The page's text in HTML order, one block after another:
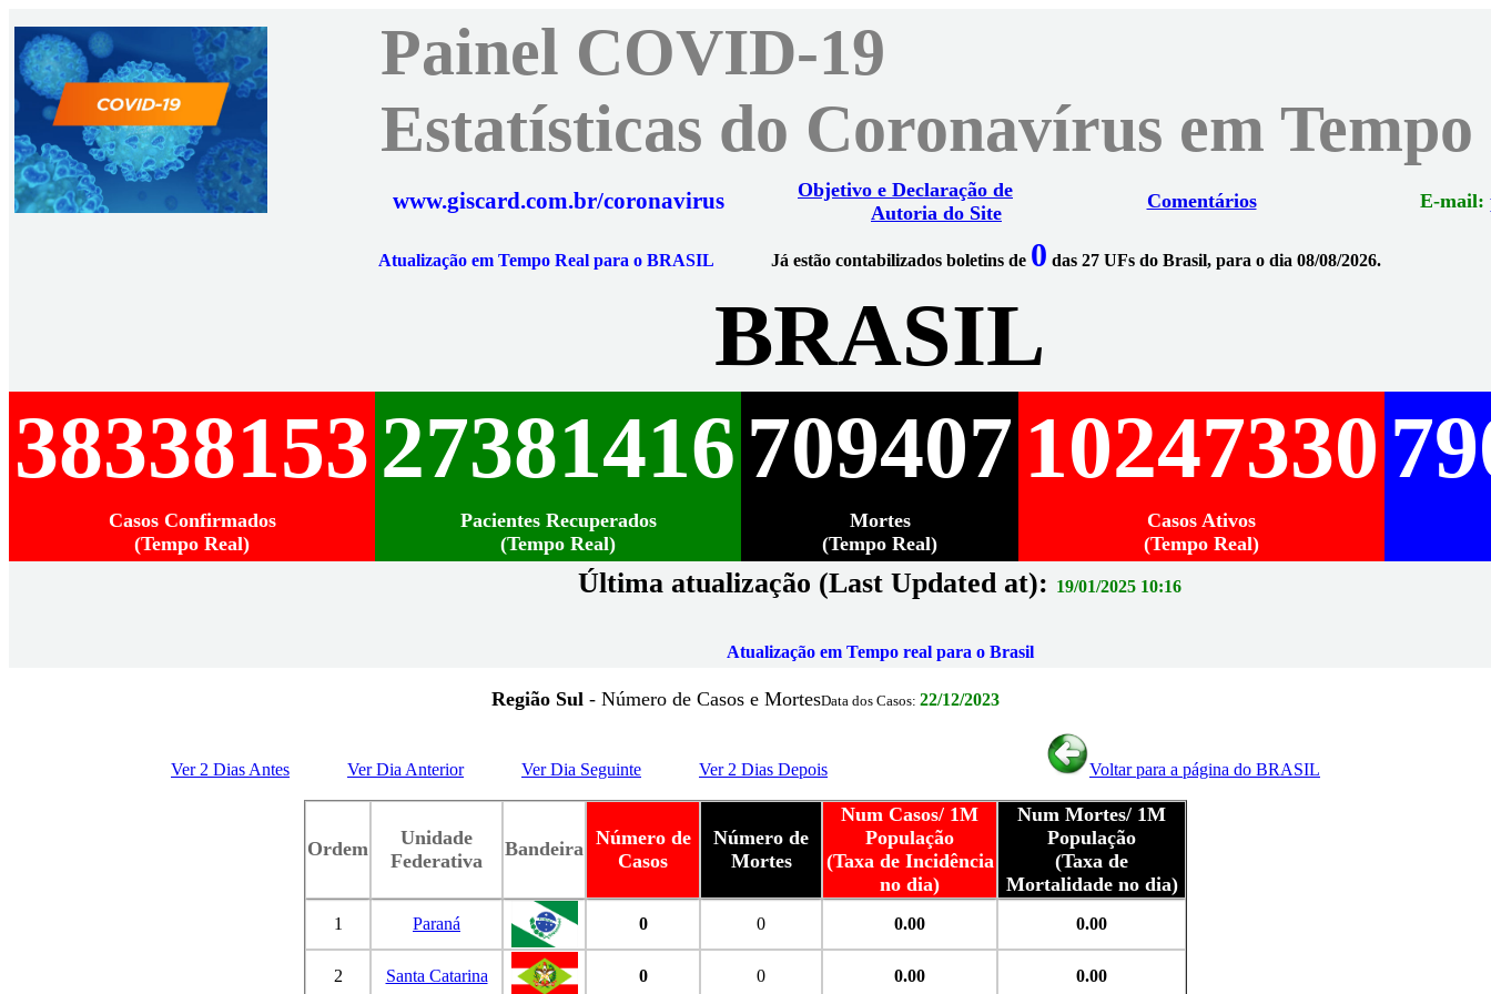
Painel COVID-19
Estatísticas do Coronavírus em Tempo
www.giscard.com.br/coronavirus
Objetivo e Declaração de
Autoria do Site
Comentários E-mail:
Atualização em Tempo Real para o BRASIL Já estão contabilizados boletins de 0 das 27 UFs do Brasil, para o dia 08/08/2026.
BRASIL
3833815327381416709407 10247330
Casos Confirmados
(Tempo Real)
Pacientes Recuperados
(Tempo Real)
Mortes
(Tempo Real)
Casos Ativos
(Tempo Real)
Última atualização (Last Updated at): 19/01/2025 10:16
Atualização em Tempo real para o Brasil
Região Sul - Número de Casos e MortesData dos Casos: 22/12/2023
Ver 2 Dias Antes Ver Dia Anterior Ver Dia Seguinte Ver 2 Dias Depois Voltar para a página do BRASIL
Ordem
Unidade
Federativa
Bandeira Número de
Casos
Número de
Mortes
Num Casos/ 1M
População
(Taxa de Incidência
no dia)
Num Mortes/ 1M
População
(Taxa de
Mortalidade no dia)
1 Paraná 0 0 0.00 0.00
2 Santa Catarina 0 0 0.00 0.00